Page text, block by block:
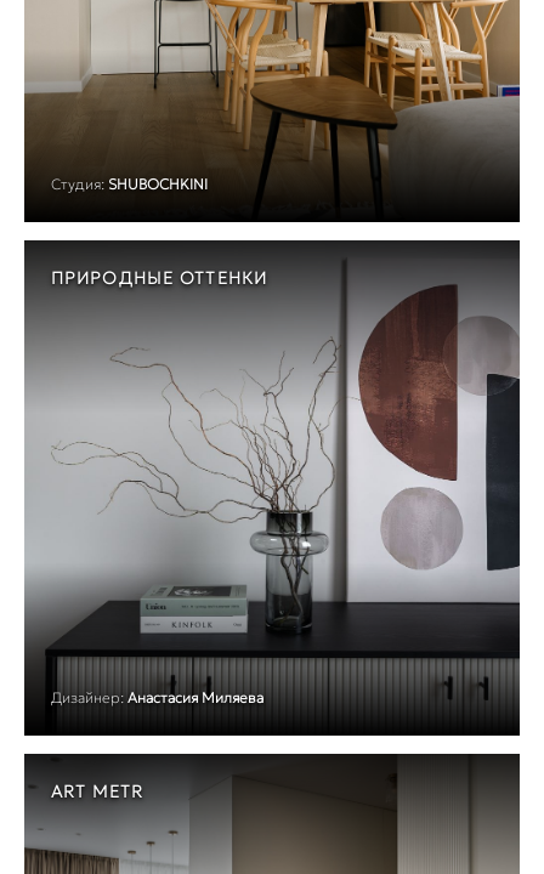
Студия: SHUBOCHKINI
ПРИРОДНЫЕ ОТТЕНКИ
Дизайнер: Анастасия Миляева
ART METR